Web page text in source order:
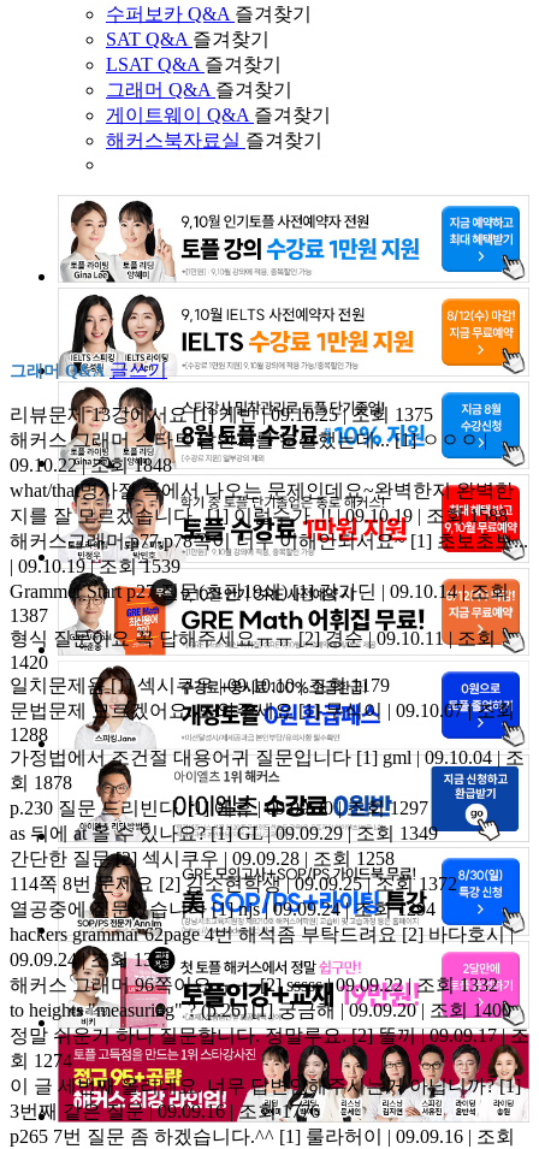
수퍼보카 Q&A 즐겨찾기
SAT Q&A 즐겨찾기
LSAT Q&A 즐겨찾기
그래머 Q&A 즐겨찾기
게이트웨이 Q&A 즐겨찾기
해커스북자료실 즐겨찾기
그래머 Q&A 글쓰기
리뷰문제 13강에서요[1] 케빈 | 09.10.25 | 조회 1375
해커스 그래머 스타트 답안지를 분실했는데...[1] ㅇㅇㅇ |
09.10.22 | 조회 1848
what/that명사절 쪽에서 나오는 문제인데요~완벽한지 완벽한
지를 잘 모르겠습니다..[1] 이럴수가..!! | 09.10.19 | 조회 1588
해커스그래머,p77,p78쪽이 너무 이해안되서요~ [1] 초보초보...
| 09.10.19 | 조회 1539
Grammer Start p27 질문(초판19쇄)[1] 강가딘 | 09.10.14 | 조회
1387
형식 질문이요 꼭 답해주세요ㅠㅠ[2] 경순 | 09.10.11 | 조회
1420
일치문제욤[1] 섹시쿠우 | 09.10.10 | 조회 1179
문법문제 모르겠어요..도와주세요[1] 무식이 | 09.10.07 | 조회
1288
가정법에서 조건절 대용어귀 질문입니다[1] gml | 09.10.04 | 조
회 1878
p.230 질문 드리빈다.[1] 에휴 | 09.09.30 | 조회 1297
as 뒤에 at 올 수 있나요?[1] GL | 09.09.29 | 조회 1349
간단한 질문[2] 섹시쿠우 | 09.09.28 | 조회 1258
114쪽 8번 문제요 [2] 김소현학생 | 09.09.25 | 조회 1372
열공중에 질문있습니다[1] njs | 09.09.24 | 조회 1294
hackers grammar 62page 4번 해석좀 부탁드려요[2] 바다호시 |
09.09.24 | 조회 1363
해커스 그래머 96쪽이요 ㅜㅜ[2] sssss | 09.09.22 | 조회 1332
to heights "measuring" ? (p.26)[1] 궁금해 | 09.09.20 | 조회 1400
정말 쉬운거 하나 질문합니다. 정말루요.[2] 똘끼 | 09.09.17 | 조
회 1274
이 글 세번째 올리네요. 너무 답변안해주시는거 아닙니까?[1]
3번째 같은 질문 | 09.09.16 | 조회 1776
p265 7번 질문 좀 하겠습니다.^^ [1] 룰라허이 | 09.09.16 | 조회